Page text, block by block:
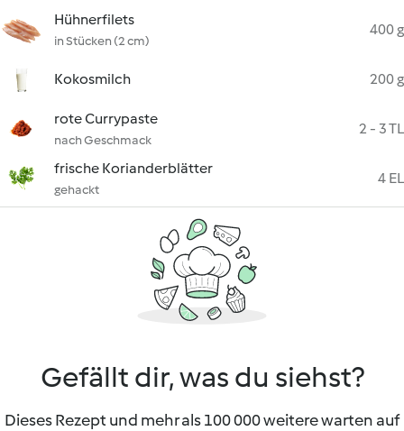
Hühnerfilets
in Stücken (2 cm)
400 g
Kokosmilch 200 g
rote Currypaste
nach Geschmack
2 - 3 TL
frische Korianderblätter
gehackt
4 EL
Gefällt dir, was du siehst?
Dieses Rezept und mehr als 100 000 weitere warten auf